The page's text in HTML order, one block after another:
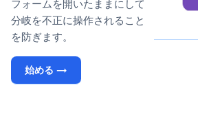
フォームを開いたままにして
分岐を不正に操作されること
を防ぎます。
始める →